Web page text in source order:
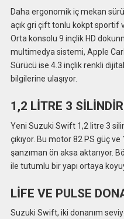
Daha ergonomik iç mekan
açık gri çift tonlu kokpt sportif
Orta konsolu 9 inçlik HD
multimedya sistemi, Apple
Sürücü ise 4.3 inçlik renkli
bilgilerine ulaşıyor.
1,2 LİTRE 3
Yeni Suzuki Swift 1,2 litre 3
çıkıyor. Bu motor 82 PS güç
şanzıman ön aksa aktarıyor.
ile tutumlu bir yapı ortaya
LİFE VE PULSE
Suzuki Swift, iki donanım